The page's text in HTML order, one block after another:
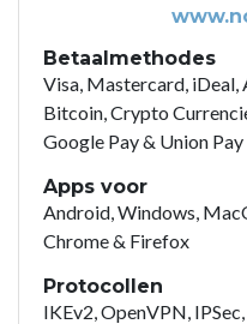
Betaalmethodes
Visa, Mastercard, iDeal,
Bitcoin, Crypto
Google Pay & Union Pay
Apps voor
Android, Windows,
Chrome & Firefox
Protocollen
IKEv2, OpenVPN,